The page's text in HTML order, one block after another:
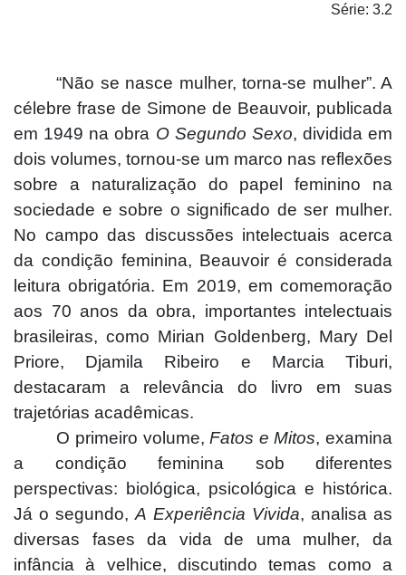
Série: 3.2
“Não se nasce mulher, torna-se mulher”. A
célebre frase de Simone de Beauvoir, publicada
em 1949 na obra O Segundo Sexo, dividida em
dois volumes, tornou-se um marco nas reflexões
sobre a naturalização do papel feminino na
sociedade e sobre o significado de ser mulher.
No campo das discussões intelectuais acerca
da condição feminina, Beauvoir é considerada
leitura obrigatória. Em 2019, em comemoração
aos 70 anos da obra, importantes intelectuais
brasileiras, como Mirian Goldenberg, Mary Del
Priore, Djamila Ribeiro e Marcia Tiburi,
destacaram a relevância do livro em suas
trajetórias acadêmicas.
O primeiro volume,Fatos e Mitos, examina
a condição feminina sob diferentes
perspectivas: biológica, psicológica e histórica.
Já o segundo,A Experiência Vivida, analisa as
diversas fases da vida de uma mulher, da
infância à velhice, discutindo temas como a